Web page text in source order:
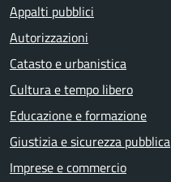
Appalti pubblici
Autorizzazioni
Catasto e urbanistica
Cultura e tempo libero
Educazione e formazione
Giustizia e sicurezza pubblica
Imprese e commercio